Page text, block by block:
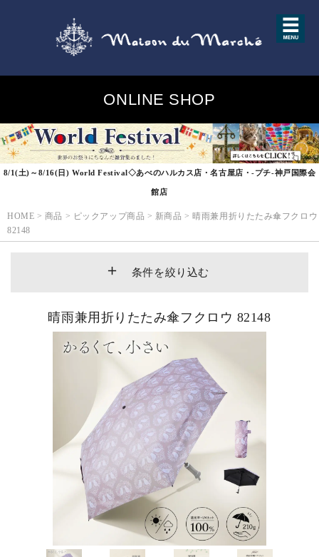
ONLINE SHOP
8/1(土)～8/16(日) World Festival◇あべのハルカス店・名古屋店・-プチ-神戸国際会
館店
HOME > 商品 > ピックアップ商品 > 新商品 >晴雨兼用折りたたみ傘フクロウ
82148
条件を絞り込む
ピックアップ商品
商品カテゴリー/家具
商品カテゴリー/雑貨
カラー
晴雨兼用折りたたみ傘フクロウ 82148